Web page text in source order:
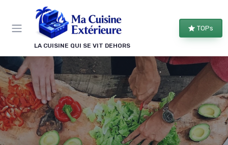
LA CUISINE QUI SE VIT DEHORS
TOPs
Panneau de gestion des cookies